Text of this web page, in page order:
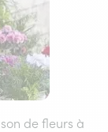
de fleurs à